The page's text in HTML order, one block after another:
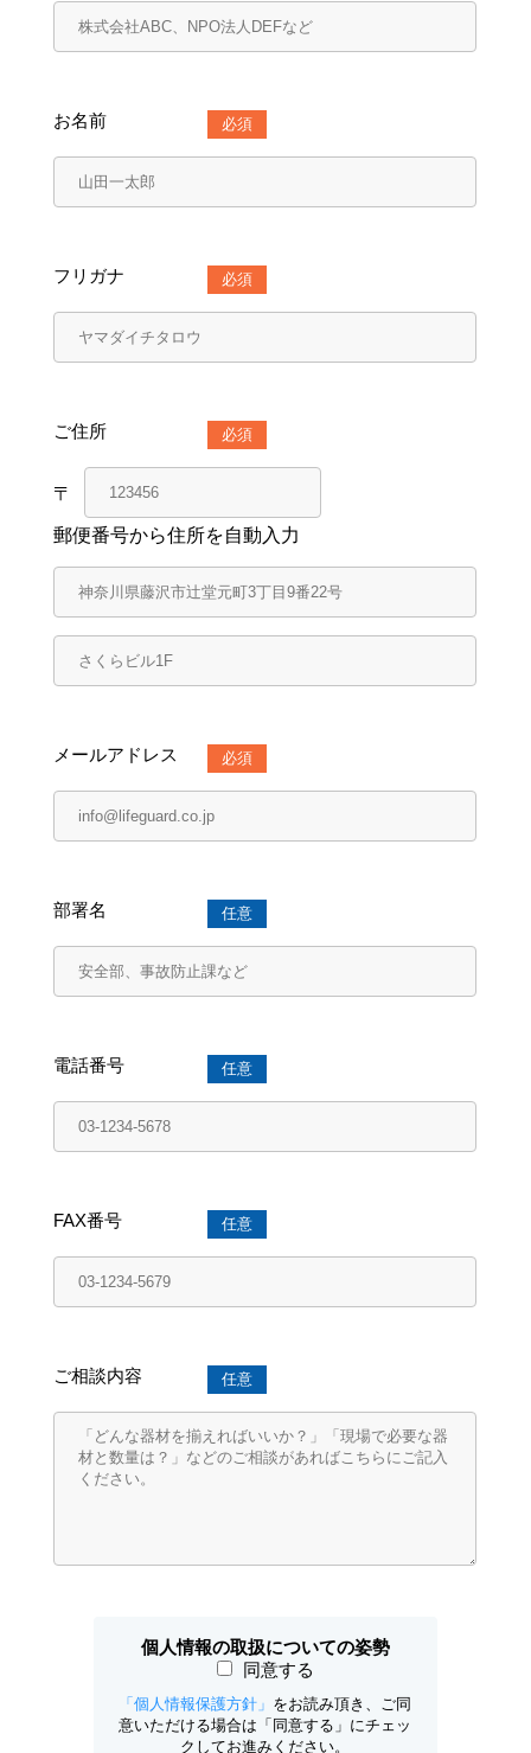
お名前 必須
フリガナ 必須
ご住所 必須
郵便番号から住所を自動入力
メールアドレス 必須
部署名 任意
電話番号 任意
FAX番号 任意
ご相談内容 任意
個人情報の取扱についての姿勢
同意する
「個人情報保護方針」 をお読み頂き、ご同
意いただける場合は「同意する」にチェッ
クしてお進みください。